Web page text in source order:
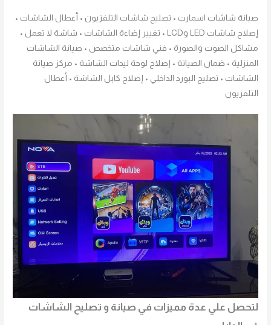
صيانة شاشات اسمارت • تصليح شاشات التلفزيون • أعطال الشاشات •
إصلاح شاشات LED وLCD • تغيير إضاءة الشاشات • شاشة لا تعمل •
مشاكل الصوت والصورة • فني شاشات متخصص • صيانة الشاشات
المنزلية • ضمان الصيانة • إصلاح لوحة ليدات الشاشة • مركز صيانة
الشاشات • تصليح البورد الداخلي • إصلاح كابل الشاشة • أعطال
التلفزيون
لتحصل علي عدة مميزات في صيانة و تصليح الشاشات